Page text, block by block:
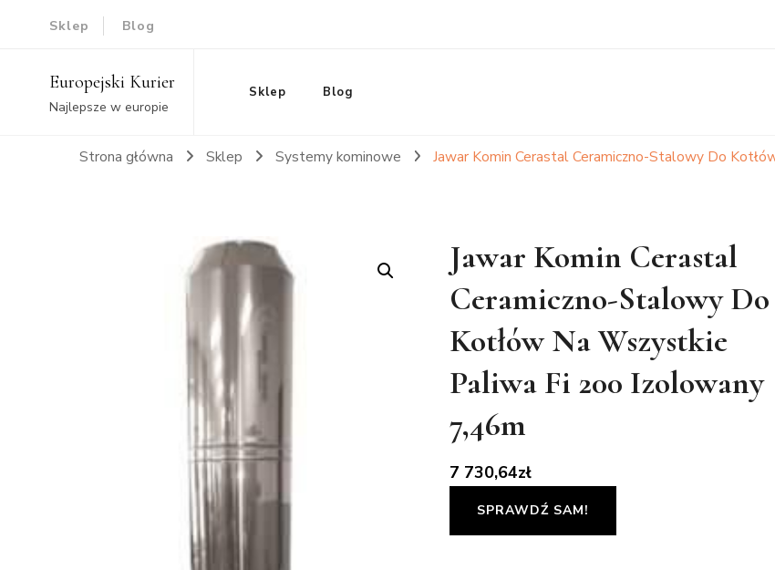
Sklep Blog
Europejski Kurier
Najlepsze w europie
Sklep Blog
Strona główna Sklep Systemy kominowe Jawar Komin Cerastal Ceramiczno-Stalowy Do
Jawar Komin Cerastal
Ceramiczno-Stalowy Do
Kotłów Na Wszystkie
Paliwa Fi 200 Izolowany
7,46m
7 730,64zł
SPRAWDŹ SAM!